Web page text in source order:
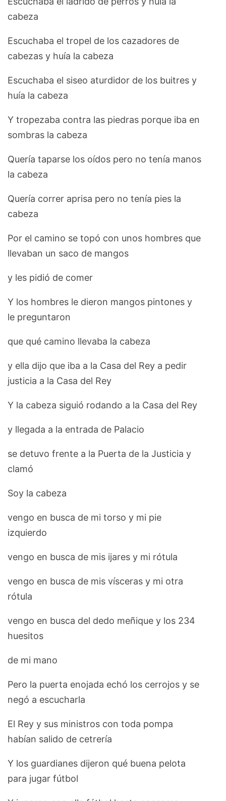
cabeza
Escuchaba el tropel de los cazadores de
cabezas y huía la cabeza
Escuchaba el siseo aturdidor de los buitres y
huía la cabeza
Y tropezaba contra las piedras porque iba en
sombras la cabeza
Quería taparse los oídos pero no tenía manos
la cabeza
Quería correr aprisa pero no tenía pies la
cabeza
Por el camino se topó con unos hombres que
llevaban un saco de mangos
y les pidió de comer
Y los hombres le dieron mangos pintones y
le preguntaron
que qué camino llevaba la cabeza
y ella dijo que iba a la Casa del Rey a pedir
justicia a la Casa del Rey
Y la cabeza siguió rodando a la Casa del Rey
y llegada a la entrada de Palacio
se detuvo frente a la Puerta de la Justicia y
clamó
Soy la cabeza
vengo en busca de mi torso y mi pie
izquierdo
vengo en busca de mis ijares y mi rótula
vengo en busca de mis vísceras y mi otra
rótula
vengo en busca del dedo meñique y los 234
huesitos
de mi mano
Pero la puerta enojada echó los cerrojos y se
negó a escucharla
El Rey y sus ministros con toda pompa
habían salido de cetrería
Y los guardianes dijeron qué buena pelota
para jugar fútbol